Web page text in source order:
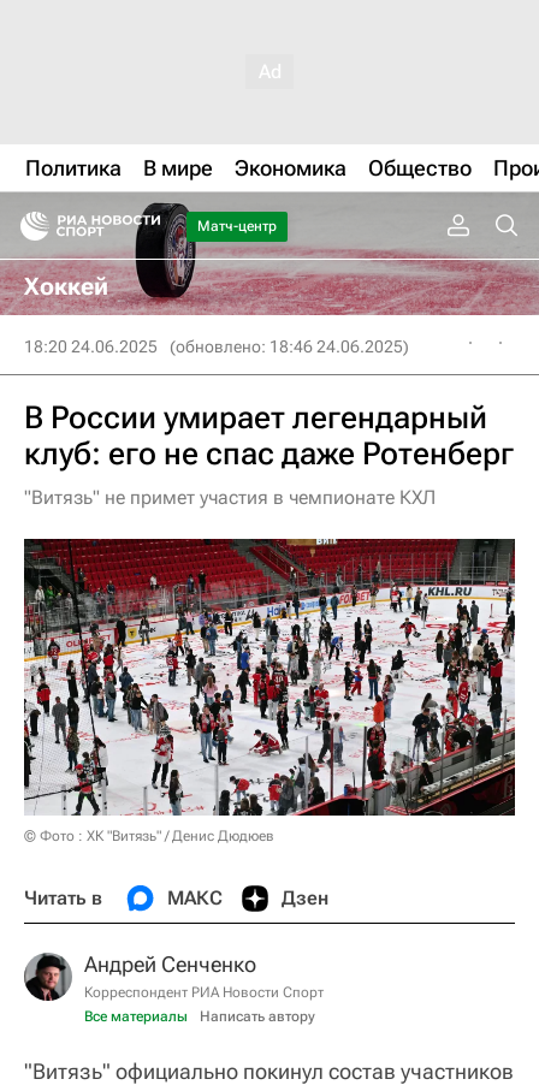
Политика В мире Экономика Общество
Матч-центр
Хоккей
18:20 24.06.2025 (обновлено: 18:46 24.06.2025)
В России умирает легендарный
клуб: его не спас даже Ротенберг
"Витязь" не примет участия в чемпионате КХЛ
© Фото : ХК "Витязь" / Денис Дюдюев
Читать в МАКС Дзен
Андрей Сенченко
Корреспондент РИА Новости Спорт
Все материалы
Написать автору
"Витязь" официально покинул состав участников